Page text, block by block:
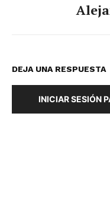
DEJA UNA RESPUESTA
INICIAR SESIÓN